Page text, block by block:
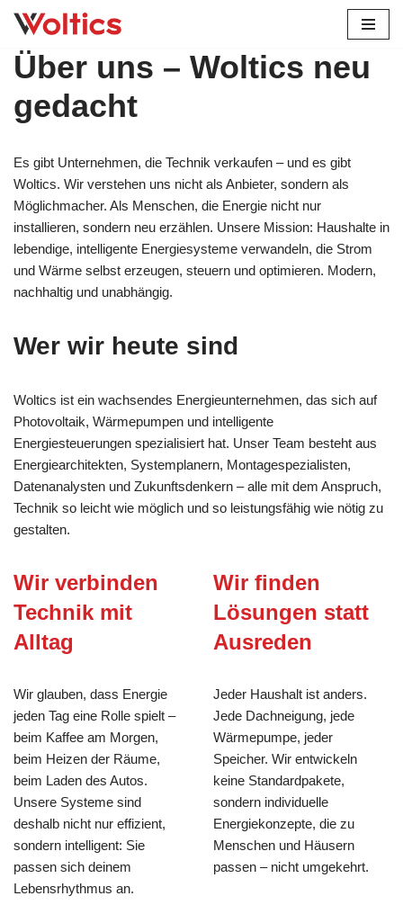
Zum
Inhalt
Über uns – Woltics neu
gedacht
Es gibt Unternehmen, die Technik verkaufen – und es gibt
Woltics. Wir verstehen uns nicht als Anbieter, sondern als
Möglichmacher. Als Menschen, die Energie nicht nur
installieren, sondern neu erzählen. Unsere Mission: Haushalte in
lebendige, intelligente Energiesysteme verwandeln, die Strom
und Wärme selbst erzeugen, steuern und optimieren. Modern,
nachhaltig und unabhängig.
Wer wir heute sind
Woltics ist ein wachsendes Energieunternehmen, das sich auf
Photovoltaik, Wärmepumpen und intelligente
Energiesteuerungen spezialisiert hat. Unser Team besteht aus
Energiearchitekten, Systemplanern, Montagespezialisten,
Datenanalysten und Zukunftsdenkern – alle mit dem Anspruch,
Technik so leicht wie möglich und so leistungsfähig wie nötig zu
gestalten.
Wir verbinden
Technik mit
Alltag
Wir glauben, dass Energie
jeden Tag eine Rolle spielt –
beim Kaffee am Morgen,
beim Heizen der Räume,
beim Laden des Autos.
Unsere Systeme sind
deshalb nicht nur effizient,
sondern intelligent: Sie
passen sich deinem
Lebensrhythmus an.
Wir finden
Lösungen statt
Ausreden
Jeder Haushalt ist anders.
Jede Dachneigung, jede
Wärmepumpe, jeder
Speicher. Wir entwickeln
keine Standardpakete,
sondern individuelle
Energiekonzepte, die zu
Menschen und Häusern
passen – nicht umgekehrt.